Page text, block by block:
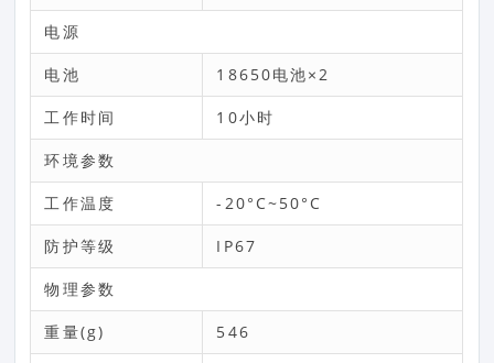
电源
电池 18650电池×2
工作时间 10小时
环境参数
工作温度 -20°C~50°C
防护等级 IP67
物理参数
重量(g) 546